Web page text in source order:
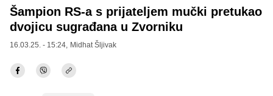
Šampion RS-a s prijateljem mučki pretukao
dvojicu sugrađana u Zvorniku
16.03.25. - 15:24, Midhat Šljivak